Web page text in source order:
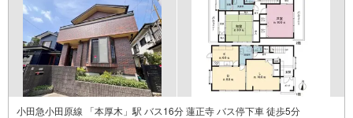
小田急小田原線 「本厚木」駅 バス16分 蓮正寺 バス停下車 徒歩5分